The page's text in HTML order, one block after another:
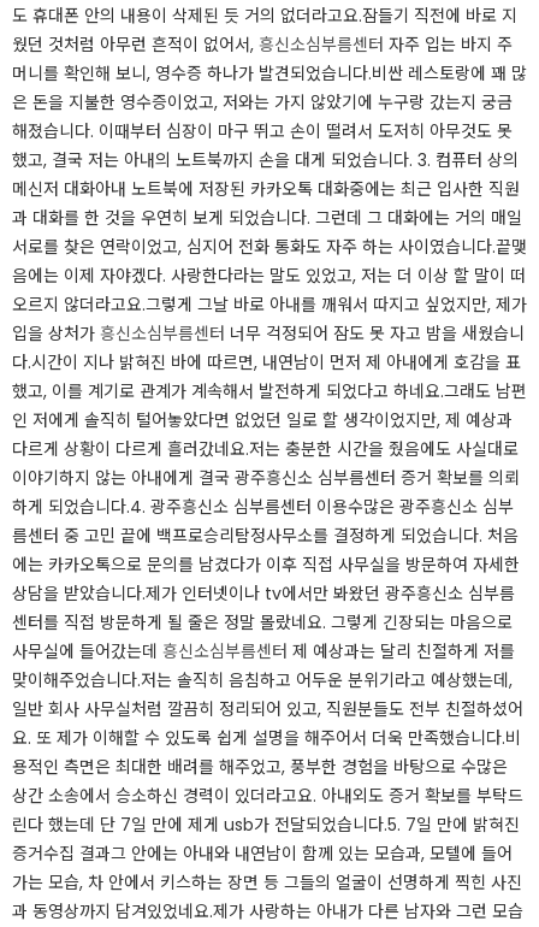
도 휴대폰 안의 내용이 삭제된 듯 거의 없더라고요.​​잠들기 직전에 바로 지
웠던 것처럼 아무런 흔적이 없어서, 흥신소심부름센터 자주 입는 바지 주
머니를 확인해 보니, 영수증 하나가 발견되었습니다.​​비싼 레스토랑에 꽤 많
은 돈을 지불한 영수증이었고, 저와는 가지 않았기에 누구랑 갔는지 궁금
해졌습니다. 이때부터 심장이 마구 뛰고 손이 떨려서 도저히 아무것도 못
했고, 결국 저는 아내의 노트북까지 손을 대게 되었습니다. ​3. 컴퓨터 상의
메신저 대화아내 노트북에 저장된 카카오톡 대화중에는 최근 입사한 직원
과 대화를 한 것을 우연히 보게 되었습니다. 그런데 그 대화에는 거의 매일
서로를 찾은 연락이었고, 심지어 전화 통화도 자주 하는 사이였습니다.​​끝맺
음에는 이제 자야겠다. 사랑한다라는 말도 있었고, 저는 더 이상 할 말이 떠
오르지 않더라고요.​​그렇게 그날 바로 아내를 깨워서 따지고 싶었지만, 제가
입을 상처가 흥신소심부름센터 너무 걱정되어 잠도 못 자고 밤을 새웠습니
다.​​시간이 지나 밝혀진 바에 따르면, 내연남이 먼저 제 아내에게 호감을 표
했고, 이를 계기로 관계가 계속해서 발전하게 되었다고 하네요.​​그래도 남편
인 저에게 솔직히 털어놓았다면 없었던 일로 할 생각이었지만, 제 예상과
다르게 상황이 다르게 흘러갔네요.​​저는 충분한 시간을 줬음에도 사실대로
이야기하지 않는 아내에게 결국 광주흥신소 심부름센터 증거 확보를 의뢰
하게 되었습니다.​4. 광주흥신소 심부름센터 이용수많은 광주흥신소 심부
름센터 중 고민 끝에 백프로승리탐정사무소를 결정하게 되었습니다. 처음
에는 카카오톡으로 문의를 남겼다가 이후 직접 사무실을 방문하여 자세한
상담을 받았습니다.​​제가 인터넷이나 tv에서만 봐왔던 광주흥신소 심부름
센터를 직접 방문하게 될 줄은 정말 몰랐네요. 그렇게 긴장되는 마음으로
사무실에 들어갔는데 흥신소심부름센터 제 예상과는 달리 친절하게 저를
맞이해주었습니다.​​저는 솔직히 음침하고 어두운 분위기라고 예상했는데,
일반 회사 사무실처럼 깔끔히 정리되어 있고, 직원분들도 전부 친절하셨어
요. 또 제가 이해할 수 있도록 쉽게 설명을 해주어서 더욱 만족했습니다.​​비
용적인 측면은 최대한 배려를 해주었고, 풍부한 경험을 바탕으로 수많은
상간 소송에서 승소하신 경력이 있더라고요. 아내외도 증거 확보를 부탁드
린다 했는데 단 7일 만에 제게 usb가 전달되었습니다.​5. 7일 만에 밝혀진
증거수집 결과그 안에는 아내와 내연남이 함께 있는 모습과, 모텔에 들어
가는 모습, 차 안에서 키스하는 장면 등 그들의 얼굴이 선명하게 찍힌 사진
과 동영상까지 담겨있었네요.​​제가 사랑하는 아내가 다른 남자와 그런 모습